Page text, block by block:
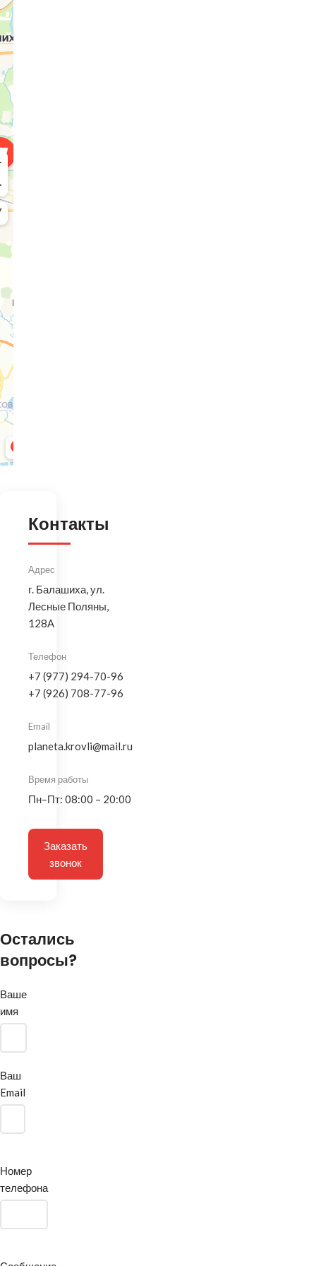
Контакты
Адрес
г. Балашиха, ул.
Лесные Поляны,
128А
Телефон
+7 (977) 294-70-96
+7 (926) 708-77-96
Email
planeta.krovli@mail.ru
Время работы
Пн–Пт: 08:00 – 20:00
Заказать
звонок
Остались
вопросы?
Ваше
имя
Ваш
Email
Номер
телефона